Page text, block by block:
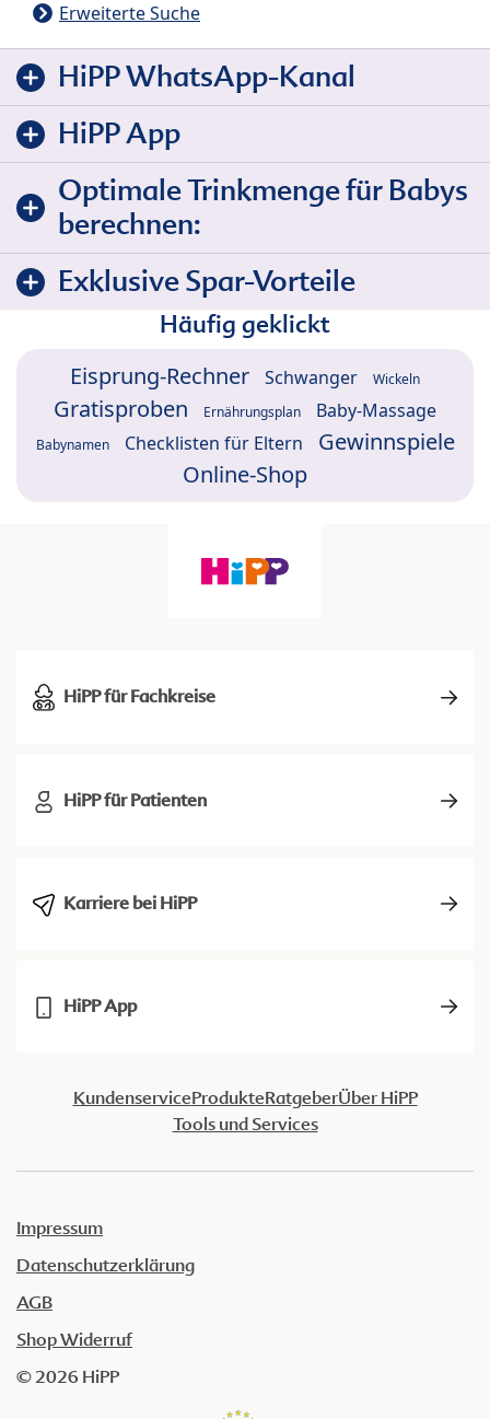
Erweiterte Suche
HiPP WhatsApp-Kanal
HiPP App
Optimale Trinkmenge für Babys
berechnen:
Exklusive Spar-Vorteile
Häufig geklickt
Eisprung-Rechner Schwanger Wickeln
Gratisproben Ernährungsplan Baby-Massage
Babynamen Checklisten für Eltern
Gewinnspiele
Online-Shop
HiPP für Fachkreise
HiPP für Patienten
Karriere bei HiPP
HiPP App
KundenserviceProdukteRatgeberÜber HiPP
Tools und Services
Impressum
Datenschutzerklärung
AGB
Shop Widerruf
© 2026 HiPP